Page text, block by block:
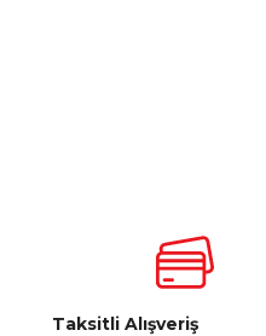
Taksitli Alışveriş